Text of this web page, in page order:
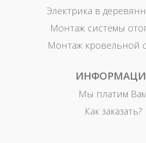
Электрика в
Монтаж системы
Монтаж кровельной
Мы платим
Как заказать?